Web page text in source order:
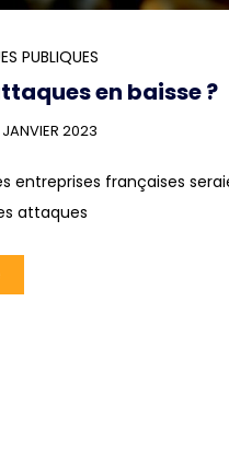
PUBLIQUES
en baisse ?
JANVIER 2023
entreprises françaises
attaques